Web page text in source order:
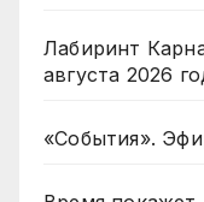
Лабиринт
августа 2026
«События».